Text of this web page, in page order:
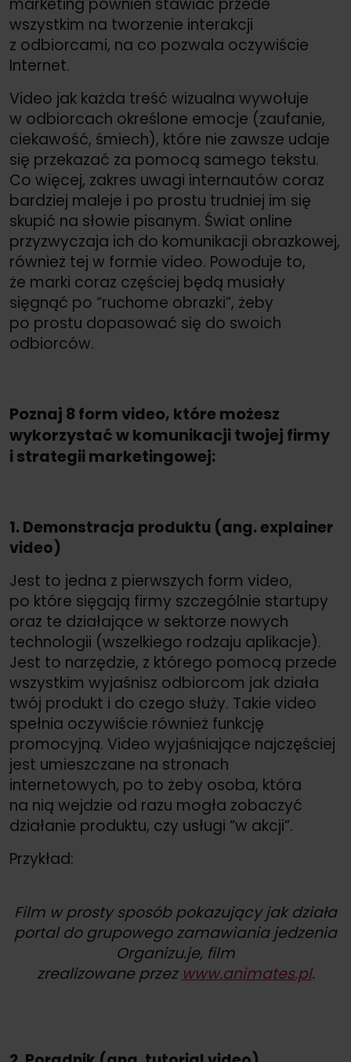
marketing pownien stawiać przede
wszystkim na tworzenie interakcji
z odbiorcami, na co pozwala oczywiście
Internet.
Video jak każda treść wizualna wywołuje
w odbiorcach określone emocje (zaufanie,
ciekawość, śmiech), które nie zawsze udaje
się przekazać za pomocą samego tekstu.
Co więcej, zakres uwagi internautów coraz
bardziej maleje i po prostu trudniej im się
skupić na słowie pisanym. Świat online
przyzwyczaja ich do komunikacji obrazkowej,
również tej w formie video. Powoduje to,
że marki coraz częściej będą musiały
sięgnąć po “ruchome obrazki”, żeby
po prostu dopasować się do swoich
odbiorców.
Poznaj 8 form video, które możesz
wykorzystać w komunikacji twojej firmy
i strategii marketingowej:
1. Demonstracja produktu (ang. explainer
video)
Jest to jedna z pierwszych form video,
po które sięgają firmy szczególnie startupy
oraz te działające w sektorze nowych
technologii (wszelkiego rodzaju aplikacje).
Jest to narzędzie, z którego pomocą przede
wszystkim wyjaśnisz odbiorcom jak działa
twój produkt i do czego służy. Takie video
spełnia oczywiście również funkcję
promocyjną. Video wyjaśniające najczęściej
jest umieszczane na stronach
internetowych, po to żeby osoba, która
na nią wejdzie od razu mogła zobaczyć
działanie produktu, czy usługi “w akcji”.
Przykład:
Film w prosty sposób pokazujący jak działa
portal do grupowego zamawiania jedzenia
Organizu.je, film
zrealizowane przez www.animates.pl.